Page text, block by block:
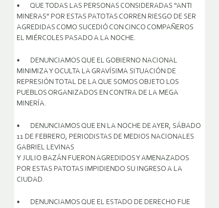
• QUE TODAS LAS PERSONAS CONSIDERADAS “ANTI
MINERAS” POR ESTAS PATOTAS CORREN RIESGO DE SER
AGREDIDAS COMO SUCEDIÓ CON CINCO COMPAÑEROS
EL MIÉRCOLES PASADO A LA NOCHE.
• DENUNCIAMOS QUE EL GOBIERNO NACIONAL
MINIMIZA Y OCULTA LA GRAVÍSIMA SITUACIÓN DE
REPRESIÓN TOTAL DE LA QUE SOMOS OBJETO LOS
PUEBLOS ORGANIZADOS EN CONTRA DE LA MEGA
MINERÍA.
• DENUNCIAMOS QUE EN LA NOCHE DE AYER, SÁBADO
11 DE FEBRERO, PERIODISTAS DE MEDIOS NACIONALES
GABRIEL LEVINAS
Y JULIO BAZÁN FUERON AGREDIDOS Y AMENAZADOS
POR ESTAS PATOTAS IMPIDIENDO SU INGRESO A LA
CIUDAD.
• DENUNCIAMOS QUE EL ESTADO DE DERECHO FUE